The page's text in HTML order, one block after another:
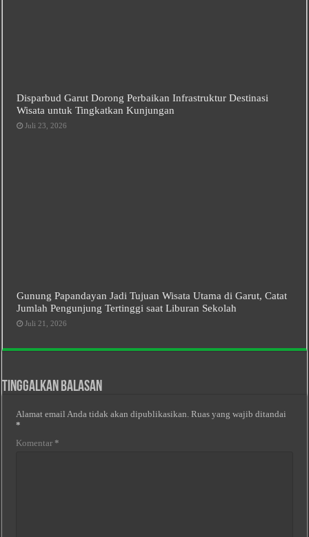
Disparbud Garut Dorong Perbaikan Infrastruktur Destinasi
Wisata untuk Tingkatkan Kunjungan
Juli 23, 2026
Gunung Papandayan Jadi Tujuan Wisata Utama di Garut, Catat
Jumlah Pengunjung Tertinggi saat Liburan Sekolah
Juli 21, 2026
Tinggalkan Balasan
Alamat email Anda tidak akan dipublikasikan. Ruas yang wajib ditandai
*
Komentar *